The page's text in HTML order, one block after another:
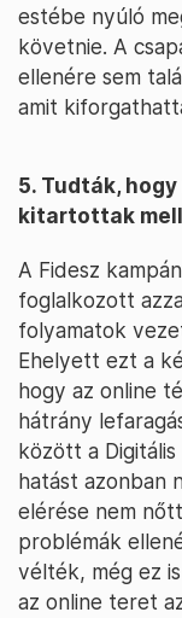
estébe nyúló
követnie. A
ellenére sem
amit
5. Tudták, hogy
kitartottak
A Fidesz
foglalkozott
folyamatok
Ehelyett ezt a
hogy az online
hátrány
között a
hatást azonban
elérése nem
problémák
vélték, még ez
az online teret